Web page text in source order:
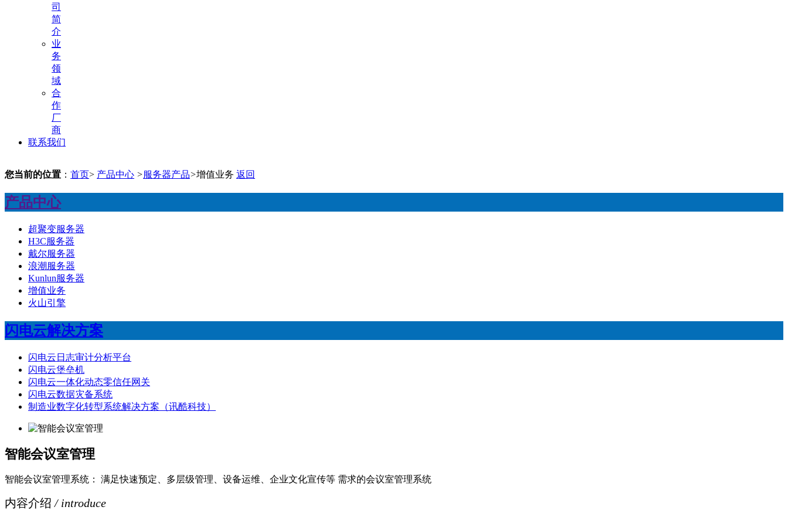
司
简
介
业
务
领
域
合
作
厂
商
联系我们
您当前的位置 ： 首页> 产品中心 >服务器产品>增值业务 返回
产品中心
超聚变服务器
H3C服务器
戴尔服务器
浪潮服务器
Kunlun服务器
增值业务
火山引擎
闪电云解决方案
闪电云日志审计分析平台
闪电云堡垒机
闪电云一体化动态零信任网关
闪电云数据灾备系统
制造业数字化转型系统解决方案（讯酷科技）
智能会议室管理
智能会议室管理系统： 满足快速预定、多层级管理、设备运维、企业文化宣传等 需求的会议室管理系统
内容介绍 / introduce